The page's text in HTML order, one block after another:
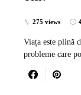
275 views
Viața este plină
probleme care